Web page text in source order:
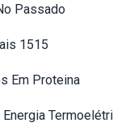
Passado
1515
Em Proteina